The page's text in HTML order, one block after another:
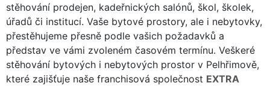
stěhování prodejen, kadeřnických salónů, škol, školek,
úřadů či institucí. Vaše bytové prostory, ale i nebytovky,
přestěhujeme přesně podle vašich požadavků a
představ ve vámi zvoleném časovém termínu. Veškeré
stěhování bytových i nebytových prostor v Pelhřimově,
které zajišťuje naše franchisová společnost EXTRA